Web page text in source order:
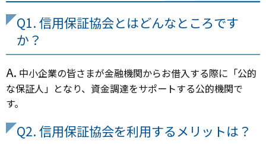
Q1. 信用保証協会とはどんなところです
か？
A. 中小企業の皆さまが金融機関からお借入する際に「公的
な保証人」となり、資金調達をサポートする公的機関で
す。
Q2. 信用保証協会を利用するメリットは？